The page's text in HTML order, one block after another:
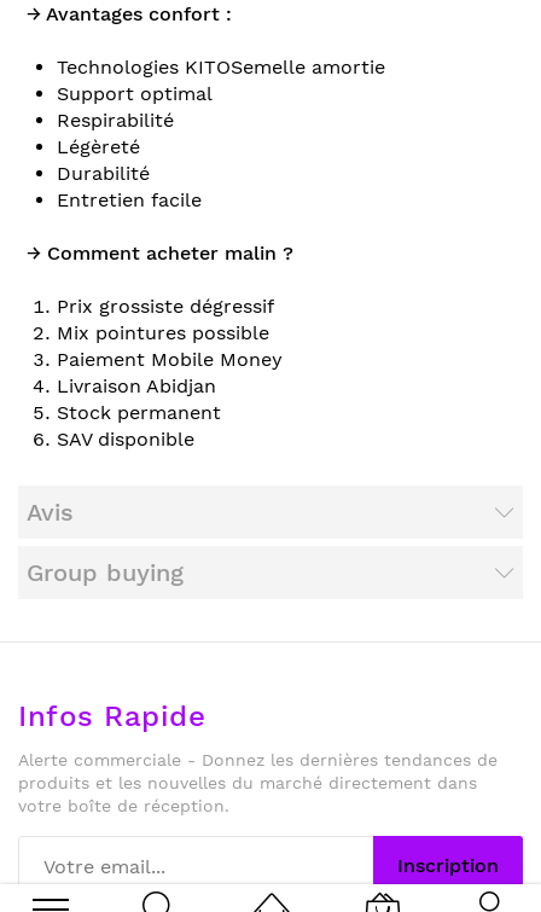
→ Avantages confort :
Technologies KITOSemelle amortie
Support optimal
Respirabilité
Légèreté
Durabilité
Entretien facile
→ Comment acheter malin ?
Prix grossiste dégressif
Mix pointures possible
Paiement Mobile Money
Livraison Abidjan
Stock permanent
SAV disponible
Avis
Group buying
Infos Rapide
Alerte commerciale - Donnez les dernières tendances de
produits et les nouvelles du marché directement dans
votre boîte de réception.
Inscription